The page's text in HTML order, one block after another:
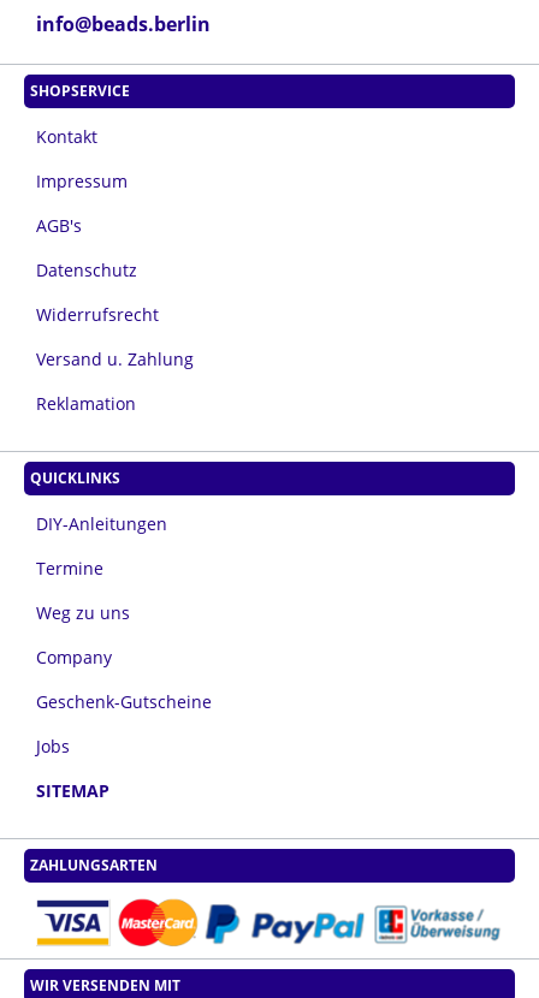
info@beads.berlin
SHOPSERVICE
Kontakt
Impressum
AGB's
Datenschutz
Widerrufsrecht
Versand u. Zahlung
Reklamation
QUICKLINKS
DIY-Anleitungen
Termine
Weg zu uns
Company
Geschenk-Gutscheine
Jobs
SITEMAP
ZAHLUNGSARTEN
WIR VERSENDEN MIT